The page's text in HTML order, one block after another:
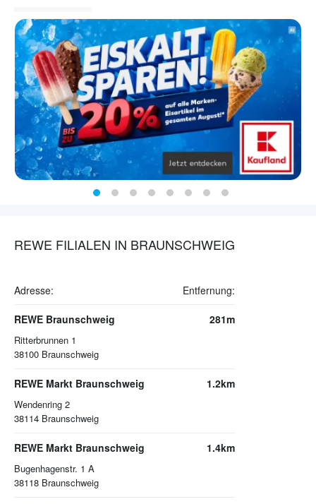
REWE FILIALEN IN BRAUNSCHWEIG
Adresse: Entfernung:
REWE Braunschweig
Ritterbrunnen 1
38100 Braunschweig
281m
REWE Markt Braunschweig
Wendenring 2
38114 Braunschweig
1.2km
REWE Markt Braunschweig
Bugenhagenstr. 1 A
38118 Braunschweig
1.4km